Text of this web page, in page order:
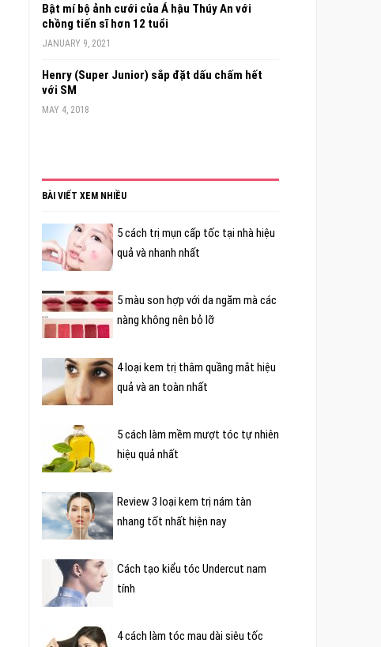
Bật mí bộ ảnh cưới của Á hậu Thúy An với
chồng tiến sĩ hơn 12 tuổi
JANUARY 9, 2021
Henry (Super Junior) sắp đặt dấu chấm hết
với SM
MAY 4, 2018
BÀI VIẾT XEM NHIỀU
5 cách trị mụn cấp tốc tại nhà hiệu
quả và nhanh nhất
5 màu son hợp với da ngăm mà các
nàng không nên bỏ lỡ
4 loại kem trị thâm quầng mắt hiệu
quả và an toàn nhất
5 cách làm mềm mượt tóc tự nhiên
hiệu quả nhất
Review 3 loại kem trị nám tàn
nhang tốt nhất hiện nay
Cách tạo kiểu tóc Undercut nam
tính
4 cách làm tóc mau dài siêu tốc